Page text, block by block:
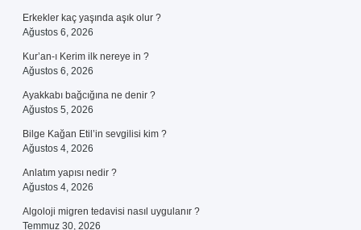
Erkekler kaç yaşında aşık olur ?
Ağustos 6, 2026
Kur’an-ı Kerim ilk nereye in ?
Ağustos 6, 2026
Ayakkabı bağcığına ne denir ?
Ağustos 5, 2026
Bilge Kağan Etil’in sevgilisi kim ?
Ağustos 4, 2026
Anlatım yapısı nedir ?
Ağustos 4, 2026
Algoloji migren tedavisi nasıl uygulanır ?
Temmuz 30, 2026